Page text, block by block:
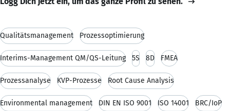
Qualitätsmanagement Prozessoptimierung
Interims-Management QM/QS-Leitung 5S 8D FMEA
Prozessanalyse KVP-Prozesse Root Cause Analysis
Environmental management DIN EN ISO 9001 ISO 14001 BRC/IoP